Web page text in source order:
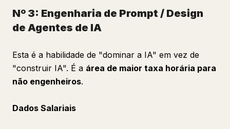
Nº 3: Engenharia de Prompt / Design
de Agentes de IA
Esta é a habilidade de "dominar a IA" em vez de
"construir IA". É a área de maior taxa horária para
não engenheiros.
Dados Salariais